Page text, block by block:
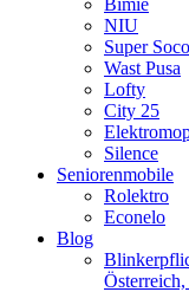
Bimie
NIU
Super Soco
Wast Pusa
Lofty
City 25
Silence
Seniorenmobile
Rolektro
Econelo
Blog